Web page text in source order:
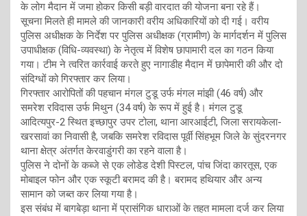
के लोग मैदान में जमा होकर किसी बड़ी वारदात की योजना बना रहे हैं।
सूचना मिलते ही मामले की जानकारी वरीय अधिकारियों को दी गई। वरीय
पुलिस अधीक्षक के निर्देश पर पुलिस अधीक्षक (ग्रामीण) के मार्गदर्शन में पुलिस
उपाधीक्षक (विधि-व्यवस्था) के नेतृत्व में विशेष छापामारी दल का गठन किया
गया। टीम ने त्वरित कार्रवाई करते हुए नागाडीह मैदान में छापेमारी की और दो
संदिग्धों को गिरफ्तार कर लिया।
गिरफ्तार आरोपितों की पहचान मंगल टुडू उर्फ मंगल मांझी (46 वर्ष) और
समरेश रविदास उर्फ मिथुन (34 वर्ष) के रूप में हुई है। मंगल टुडू
आदित्यपुर-2 स्थित इच्छापुर उपर टोला, थाना आरआईटी, जिला सरायकेला-
खरसावां का निवासी है, जबकि समरेश रविदास पूर्वी सिंहभूम जिले के सुंदरनगर
थाना क्षेत्र अंतर्गत केरवाडुंगरी का रहने वाला है।
पुलिस ने दोनों के कब्जे से एक लोडेड देशी पिस्टल, पांच जिंदा कारतूस, एक
मोबाइल फोन और एक स्कूटी बरामद की है। बरामद हथियार और अन्य
सामान को जब्त कर लिया गया है।
इस संबंध में बागबेड़ा थाना में प्रासंगिक धाराओं के तहत मामला दर्ज कर लिया